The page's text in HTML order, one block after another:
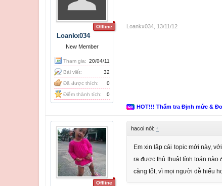
Offline
Loankx034
New Member
Tham gia: 20/04/11
Bài viết:
32
Đã được thích:
0
Điểm thành tích:
0
Loankx034 13/11/12
HOT!!! Thẩm tra Định mức &
Offline
hacoi nói: ↑
Em xin lập cái topic mới này,
ra được thủ thuật tính toán nào
càng tốt, vì mọi người dễ hiểu